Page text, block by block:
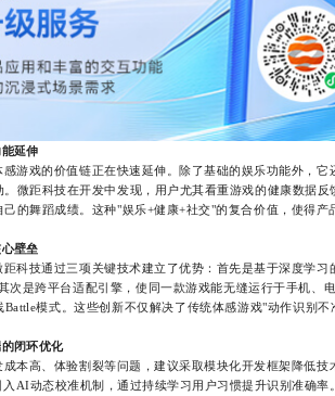
延伸
戏的价值链正在快速延伸。除了基础的娱乐功能外，它
。微距科技在开发中发现，用户尤其看重游戏的健康数据
的舞蹈成绩。这种"娱乐+健康+社交"的复合价值，使得产
壁垒
技通过三项关键技术建立了优势：首先是基于深度学习
次是跨平台适配引擎，使同一款游戏能无缝运行于手机、
模式。这些创新不仅解决了传统体感游戏"动作识别
闭环优化
高、体验割裂等问题，建议采取模块化开发框架降低技
AI动态校准机制，通过持续学习用户习惯提升识别准确率